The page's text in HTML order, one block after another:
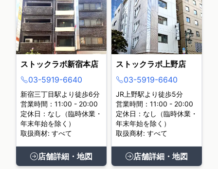
ストックラボ新宿本店
03-5919-6640
新宿三丁目駅より徒歩6分
営業時間：11:00 - 20:00
定休日：なし（臨時休業・
年末年始を除く）
取扱商材: すべて
店舗詳細・地図
ストックラボ上野店
03-5919-6640
JR上野駅より徒歩5分
営業時間：11:00 - 20:00
定休日：なし（臨時休業・
年末年始を除く）
取扱商材: すべて
店舗詳細・地図